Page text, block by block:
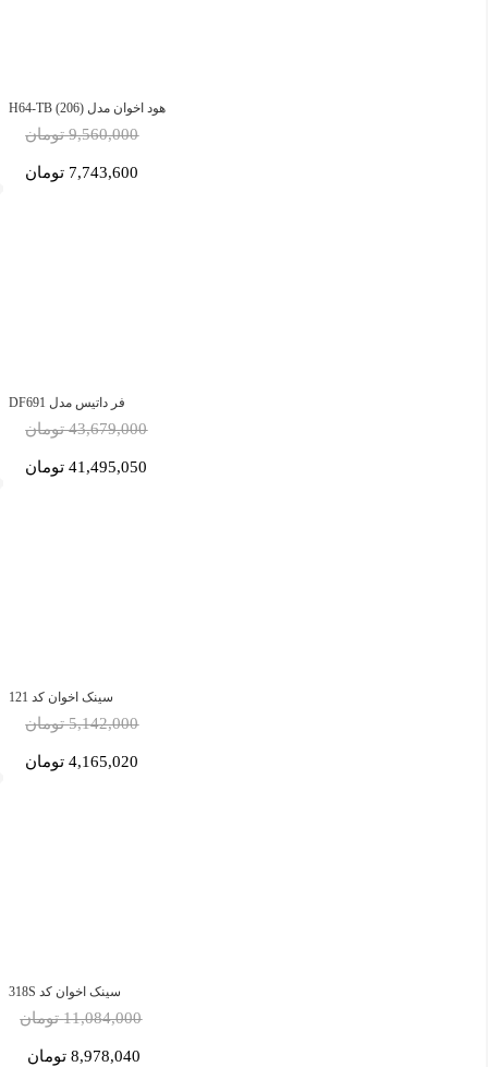
هود اخوان مدل H64-TB (206)
9,560,000 تومان
7,743,600 تومان
فر داتیس مدل DF691
43,679,000 تومان
41,495,050 تومان
سینک اخوان کد 121
5,142,000 تومان
4,165,020 تومان
سینک اخوان کد 318S
11,084,000 تومان
8,978,040 تومان